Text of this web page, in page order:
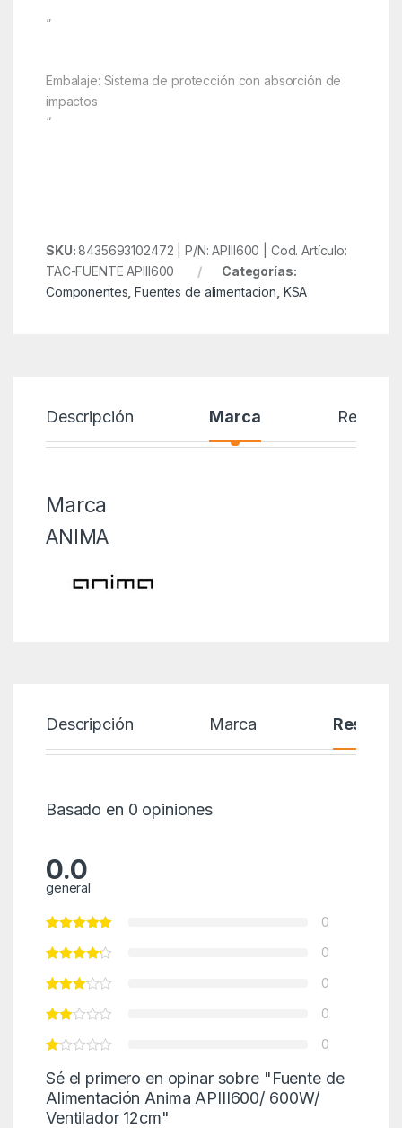
”
Embalaje: Sistema de protección con absorción de
impactos
“
SKU:8435693102472 | P/N: APIII600 | Cod. Artículo:
TAC-FUENTE APIII600
Categorías:
Componentes ,Fuentes de alimentacion KSA
Descripción Marca Reseñas
Marca
ANIMA
Descripción Marca Reseñas
Basado en 0 opiniones
0.0
general
0
0
0
0
0
Sé el primero en opinar sobre "Fuente de
Alimentación Anima APIII600/ 600W/
Ventilador 12cm"